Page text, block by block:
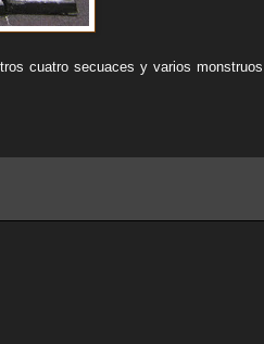
cuatro secuaces y varios monstruos